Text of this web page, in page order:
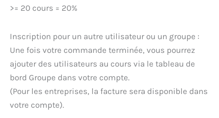
>= 20 cours = 20%
Inscription pour un autre utilisateur ou un groupe :
Une fois votre commande terminée, vous pourrez
ajouter des utilisateurs au cours via le tableau de
bord Groupe dans votre compte.
(Pour les entreprises, la facture sera disponible dans
votre compte).